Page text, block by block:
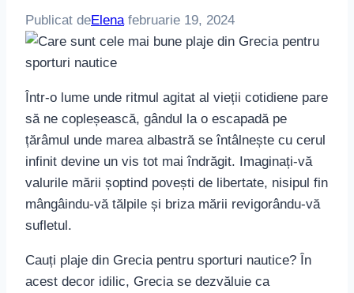
Publicat deElena februarie 19, 2024
Într-o lume unde ritmul agitat al vieții cotidiene pare
să ne copleșească, gândul la o escapadă pe
țărâmul unde marea albastră se întâlnește cu cerul
infinit devine un vis tot mai îndrăgit. Imaginați-vă
valurile mării șoptind povești de libertate, nisipul fin
mângâindu-vă tălpile și briza mării revigorându-vă
sufletul.
Cauți plaje din Grecia pentru sporturi nautice? În
acest decor idilic, Grecia se dezvăluie ca